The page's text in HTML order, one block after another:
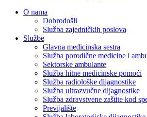
O nama
Dobrodošli
Služba zajedničkih poslova
Službe
Glavna medicinska sestra
Služba porodične medicine i
Sektorske ambulante
Služba hitne medicinske pomoći
Služba radiološke dijagnostike
Služba ultrazvučne dijagnostike
Služba zdravstvene zaštite kod
Previjalište